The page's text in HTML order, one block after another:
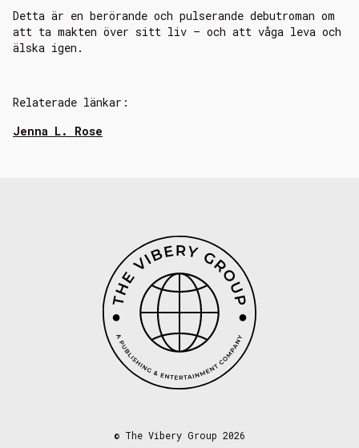
Detta är en berörande och pulserande debutroman om
att ta makten över sitt liv – och att våga leva och
älska igen.
Relaterade länkar:
Jenna L. Rose
© The Vibery Group 2026